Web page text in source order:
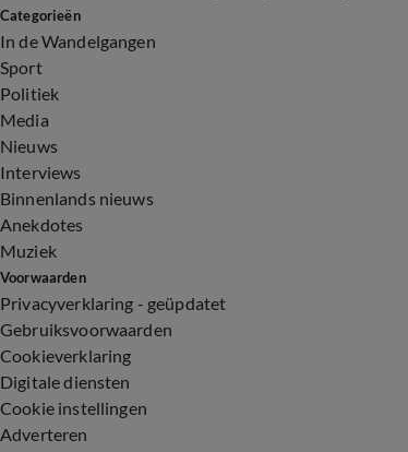
Categorieën
In de Wandelgangen
Sport
Politiek
Media
Nieuws
Interviews
Binnenlands nieuws
Anekdotes
Muziek
Voorwaarden
Privacyverklaring - geüpdatet
Gebruiksvoorwaarden
Cookieverklaring
Digitale diensten
Cookie instellingen
Adverteren